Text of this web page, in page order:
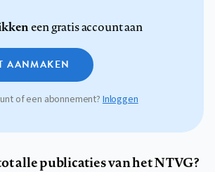
een gratis account aan
AANMAKEN
of een abonnement? Inloggen
alle publicaties van het NTVG?